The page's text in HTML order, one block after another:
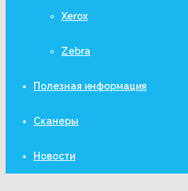
Xerox
Zebra
Полезная информация
Сканеры
Новости